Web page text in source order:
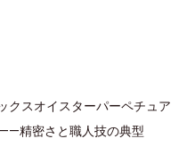
クスオイスターパーペチュア
精密さと職人技の典型